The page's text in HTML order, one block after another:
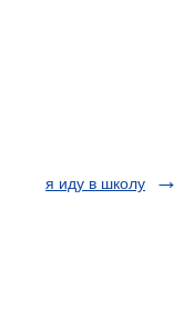
я иду в школу